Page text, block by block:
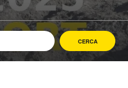
CERCA